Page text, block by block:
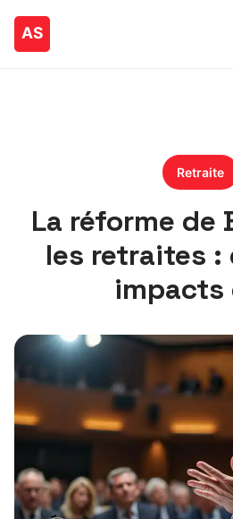
Retraite
La réforme de
les retraites :
impacts